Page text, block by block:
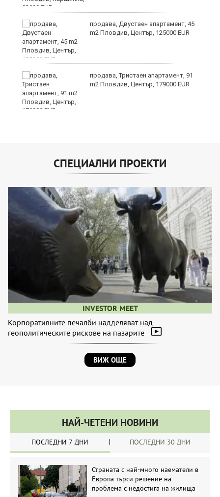
продава, Двустаен апартамент, 45
m2 Пловдив, Център, 125000 EUR
продава, Тристаен апартамент, 91
m2 Пловдив, Център, 179000 EUR
СПЕЦИАЛНИ ПРОЕКТИ
INVESTOR MEET
Корпоративните печалби надделяват над
геополитическите рискове на пазарите
ВИЖ ОЩЕ
НАЙ-ЧЕТЕНИ НОВИНИ
ПОСЛЕДНИ 7 ДНИ ПОСЛЕДНИ 30 ДНИ
Страната с най-много наематели в
Европа търси решение на
проблема с недостига на жилища